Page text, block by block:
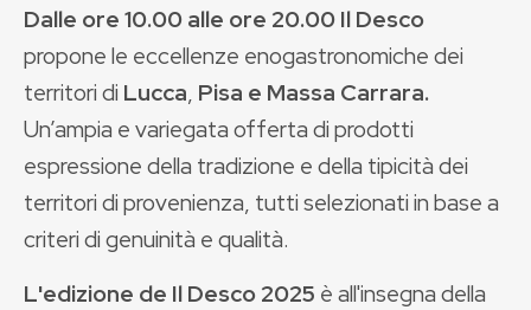
Dalle ore 10.00 alle ore 20.00 Il Desco
propone le eccellenze enogastronomiche dei
territori di Lucca, Pisa e Massa Carrara.
Un’ampia e variegata offerta di prodotti
espressione della tradizione e della tipicità dei
territori di provenienza, tutti selezionati in base a
criteri di genuinità e qualità.
L'edizione de Il Desco 2025 èall'insegna della